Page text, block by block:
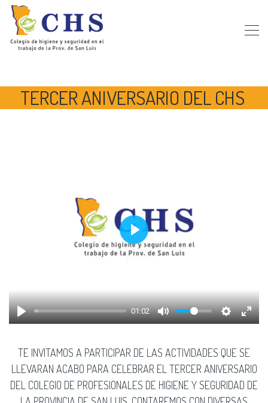
TERCER ANIVERSARIO DEL CHS
01:02
Play
TE INVITAMOS A PARTICIPAR DE LAS ACTIVIDADES QUE SE
LLEVARAN ACABO PARA CELEBRAR EL TERCER ANIVERSARIO
DEL COLEGIO DE PROFESIONALES DE HIGIENE Y SEGURIDAD DE